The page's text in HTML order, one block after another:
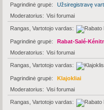
Pagrindinė grupė
Užsiregistravę
Moderatorius
Visi forumai
Rangas, Vartotojo vardas
Pagrindinė grupė
Rabat-Salé-
Moderatorius
Visi forumai
Rangas, Vartotojo vardas
Pagrindinė grupė
Klajokliai
Moderatorius
Visi forumai
Rangas, Vartotojo vardas